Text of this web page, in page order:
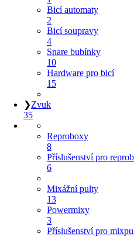
Bicí automaty
2
Bicí soupravy
4
Snare bubínky
10
Hardware pro bicí
15
❯Zvuk
35
Reproboxy
8
Příslušenství pro
6
Mixážní pulty
13
Powermixy
3
Příslušenství pro